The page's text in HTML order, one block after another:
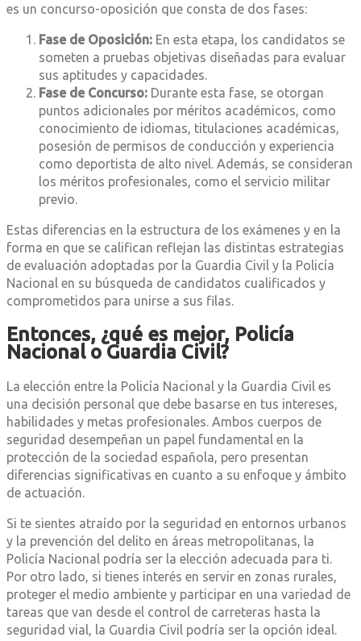
es un concurso-oposición que consta de dos fases:
Fase de Oposición: En esta etapa, los candidatos se
someten a pruebas objetivas diseñadas para evaluar
sus aptitudes y capacidades.
Fase de Concurso: Durante esta fase, se otorgan
puntos adicionales por méritos académicos, como
conocimiento de idiomas, titulaciones académicas,
posesión de permisos de conducción y experiencia
como deportista de alto nivel. Además, se consideran
los méritos profesionales, como el servicio militar
previo.
Estas diferencias en la estructura de los exámenes y en la
forma en que se califican reflejan las distintas estrategias
de evaluación adoptadas por la Guardia Civil y la Policía
Nacional en su búsqueda de candidatos cualificados y
comprometidos para unirse a sus filas.
Entonces, ¿qué es mejor, Policía
Nacional o Guardia Civil?
La elección entre la Policía Nacional y la Guardia Civil es
una decisión personal que debe basarse en tus intereses,
habilidades y metas profesionales. Ambos cuerpos de
seguridad desempeñan un papel fundamental en la
protección de la sociedad española, pero presentan
diferencias significativas en cuanto a su enfoque y ámbito
de actuación.
Si te sientes atraído por la seguridad en entornos urbanos
y la prevención del delito en áreas metropolitanas, la
Policía Nacional podría ser la elección adecuada para ti.
Por otro lado, si tienes interés en servir en zonas rurales,
proteger el medio ambiente y participar en una variedad de
tareas que van desde el control de carreteras hasta la
seguridad vial, la Guardia Civil podría ser la opción ideal.